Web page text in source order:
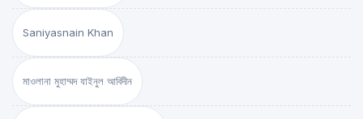
Saniyasnain Khan
মাওলানা মুহাম্মদ যাইনুল আবিদীন